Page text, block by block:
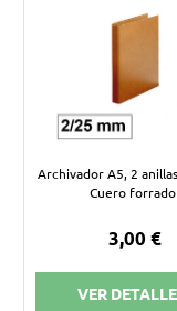
Archivador A5, 2
Cuero forrado
3,00 €
VER